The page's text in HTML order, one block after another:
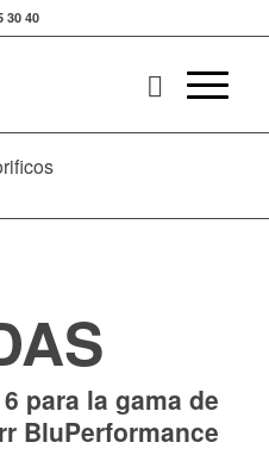
30 40
para la gama de
BluPerformance